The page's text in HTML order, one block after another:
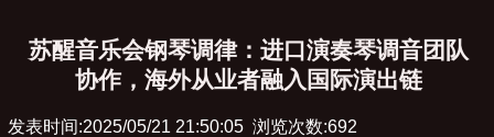
苏醒音乐会钢琴调律：进口演奏琴调音团队
协作，海外从业者融入国际演出链
发表时间:2025/05/21 21:50:05 浏览次数:692